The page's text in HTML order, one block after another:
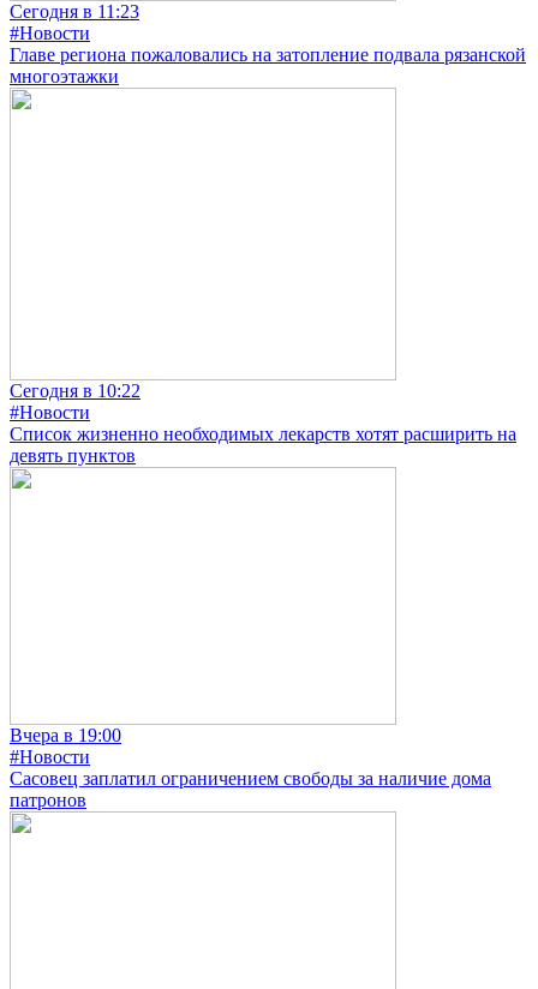
Сегодня в 11:23
#Новости
Главе региона пожаловались на затопление подвала рязанской
многоэтажки
Сегодня в 10:22
#Новости
Список жизненно необходимых лекарств хотят расширить на
девять пунктов
Вчера в 19:00
#Новости
Сасовец заплатил ограничением свободы за наличие дома
патронов